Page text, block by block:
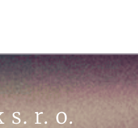
r. o.